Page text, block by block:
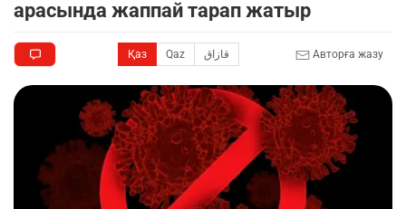
арасында жаппай тарап жатыр
Қаз Qaz قازاق Авторға жазу